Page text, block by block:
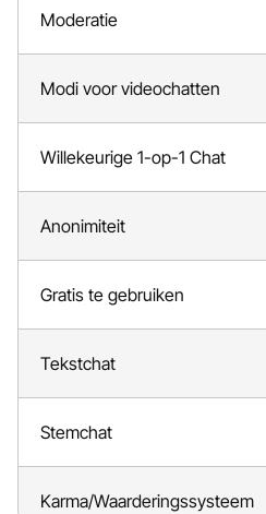
Moderatie
Modi voor videochatten
Willekeurige 1-op-1 Chat
Anonimiteit
Gratis te gebruiken
Tekstchat
Stemchat
Karma/Waarderingssysteem